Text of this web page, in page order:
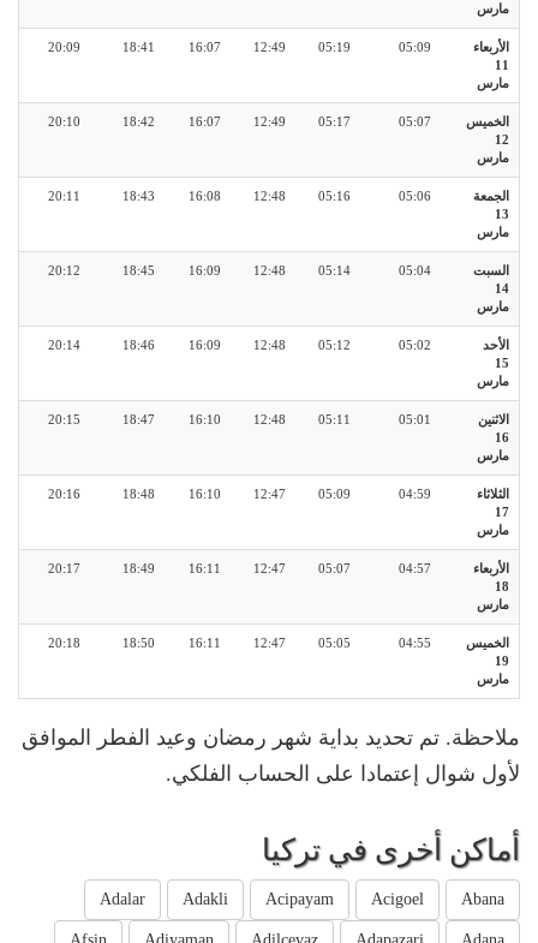
مارس
الأربعاء
11
مارس
05:09
05:19
12:49
16:07
18:41
20:09
الخميس
12
مارس
05:07
05:17
12:49
16:07
18:42
20:10
الجمعة
13
مارس
05:06
05:16
12:48
16:08
18:43
20:11
السبت
14
مارس
05:04
05:14
12:48
16:09
18:45
20:12
الأحد
15
مارس
05:02
05:12
12:48
16:09
18:46
20:14
الاثنين
16
مارس
05:01
05:11
12:48
16:10
18:47
20:15
الثلاثاء
17
مارس
04:59
05:09
12:47
16:10
18:48
20:16
الأربعاء
18
مارس
04:57
05:07
12:47
16:11
18:49
20:17
الخميس
19
مارس
04:55
05:05
12:47
16:11
18:50
20:18
ملاحظة. تم تحديد بداية شهر رمضان وعيد الفطر الموافق
لأول شوال إعتمادا على الحساب الفلكي.
أماكن أخرى في تركيا
Abana
Acigoel
Acipayam
Adakli
Adalar